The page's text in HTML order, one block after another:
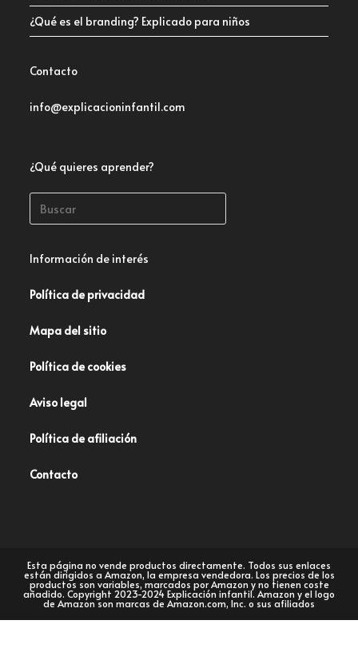
¿Qué es el branding? Explicado para niños
Contacto
info@explicacioninfantil.com
¿Qué quieres aprender?
Información de interés
Política de privacidad
Mapa del sitio
Política de cookies
Aviso legal
Política de afiliación
Contacto
Esta página no vende productos directamente. Todos sus enlaces
están dirigidos a Amazon, la empresa vendedora. Los precios de los
productos son variables, marcados por Amazon y no tienen coste
añadido. Copyright 2023-2024 Explicación infantil. Amazon y el logo
de Amazon son marcas de Amazon.com, Inc. o sus afiliados